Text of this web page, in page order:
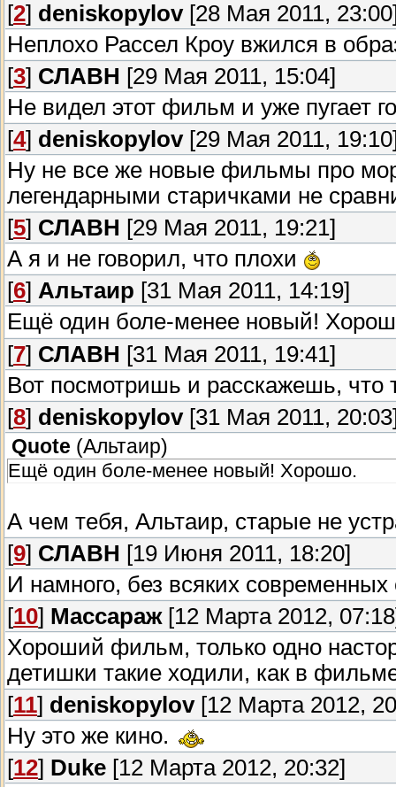
[2] deniskopylov[28 Мая 2011,
Неплохо Рассел Кроу вжился в
[3] СЛАВН [29 Мая 2011, 15:04]
Не видел этот фильм и уже пугает
[4] deniskopylov[29 Мая 2011,
Ну не все же новые фильмы про
легендарными старичками не
[5] СЛАВН [29 Мая 2011, 19:21]
А я и не говорил, что плохи
[6] Альтаир [31 Мая 2011, 14:19]
Ещё один боле-менее новый!
[7] СЛАВН [31 Мая 2011, 19:41]
Вот посмотришь и расскажешь, что
[8] deniskopylov[31 Мая 2011,
Quote (Альтаир)
Ещё один боле-менее новый! Хорошо.
А чем тебя, Альтаир, старые не
[9] СЛАВН [19 Июня 2011, 18:20]
И намного, без всяких
[10] Массараж[12 Марта 2012,
Хороший фильм, только одно
детишки такие ходили, как в
[11] deniskopylov[12 Марта 2012,
Ну это же кино.
[12] Duke [12 Марта 2012, 20:32]